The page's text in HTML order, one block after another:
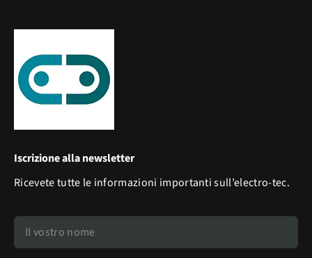
Iscrizione alla newsletter
Ricevete tutte le informazioni importanti sull’electro-tec.